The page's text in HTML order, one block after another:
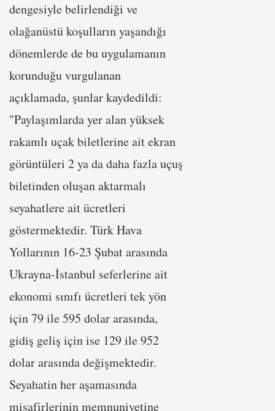
dengesiyle belirlendiği ve
olağanüstü koşulların yaşandığı
dönemlerde de bu uygulamanın
korunduğu vurgulanan
açıklamada, şunlar kaydedildi:
"Paylaşımlarda yer alan yüksek
rakamlı uçak biletlerine ait ekran
görüntüleri 2 ya da daha fazla uçuş
biletinden oluşan aktarmalı
seyahatlere ait ücretleri
göstermektedir. Türk Hava
Yollarının 16-23 Şubat arasında
Ukrayna-İstanbul seferlerine ait
ekonomi sınıfı ücretleri tek yön
için 79 ile 595 dolar arasında,
gidiş geliş için ise 129 ile 952
dolar arasında değişmektedir.
Seyahatin her aşamasında
misafirlerinin memnuniyetine